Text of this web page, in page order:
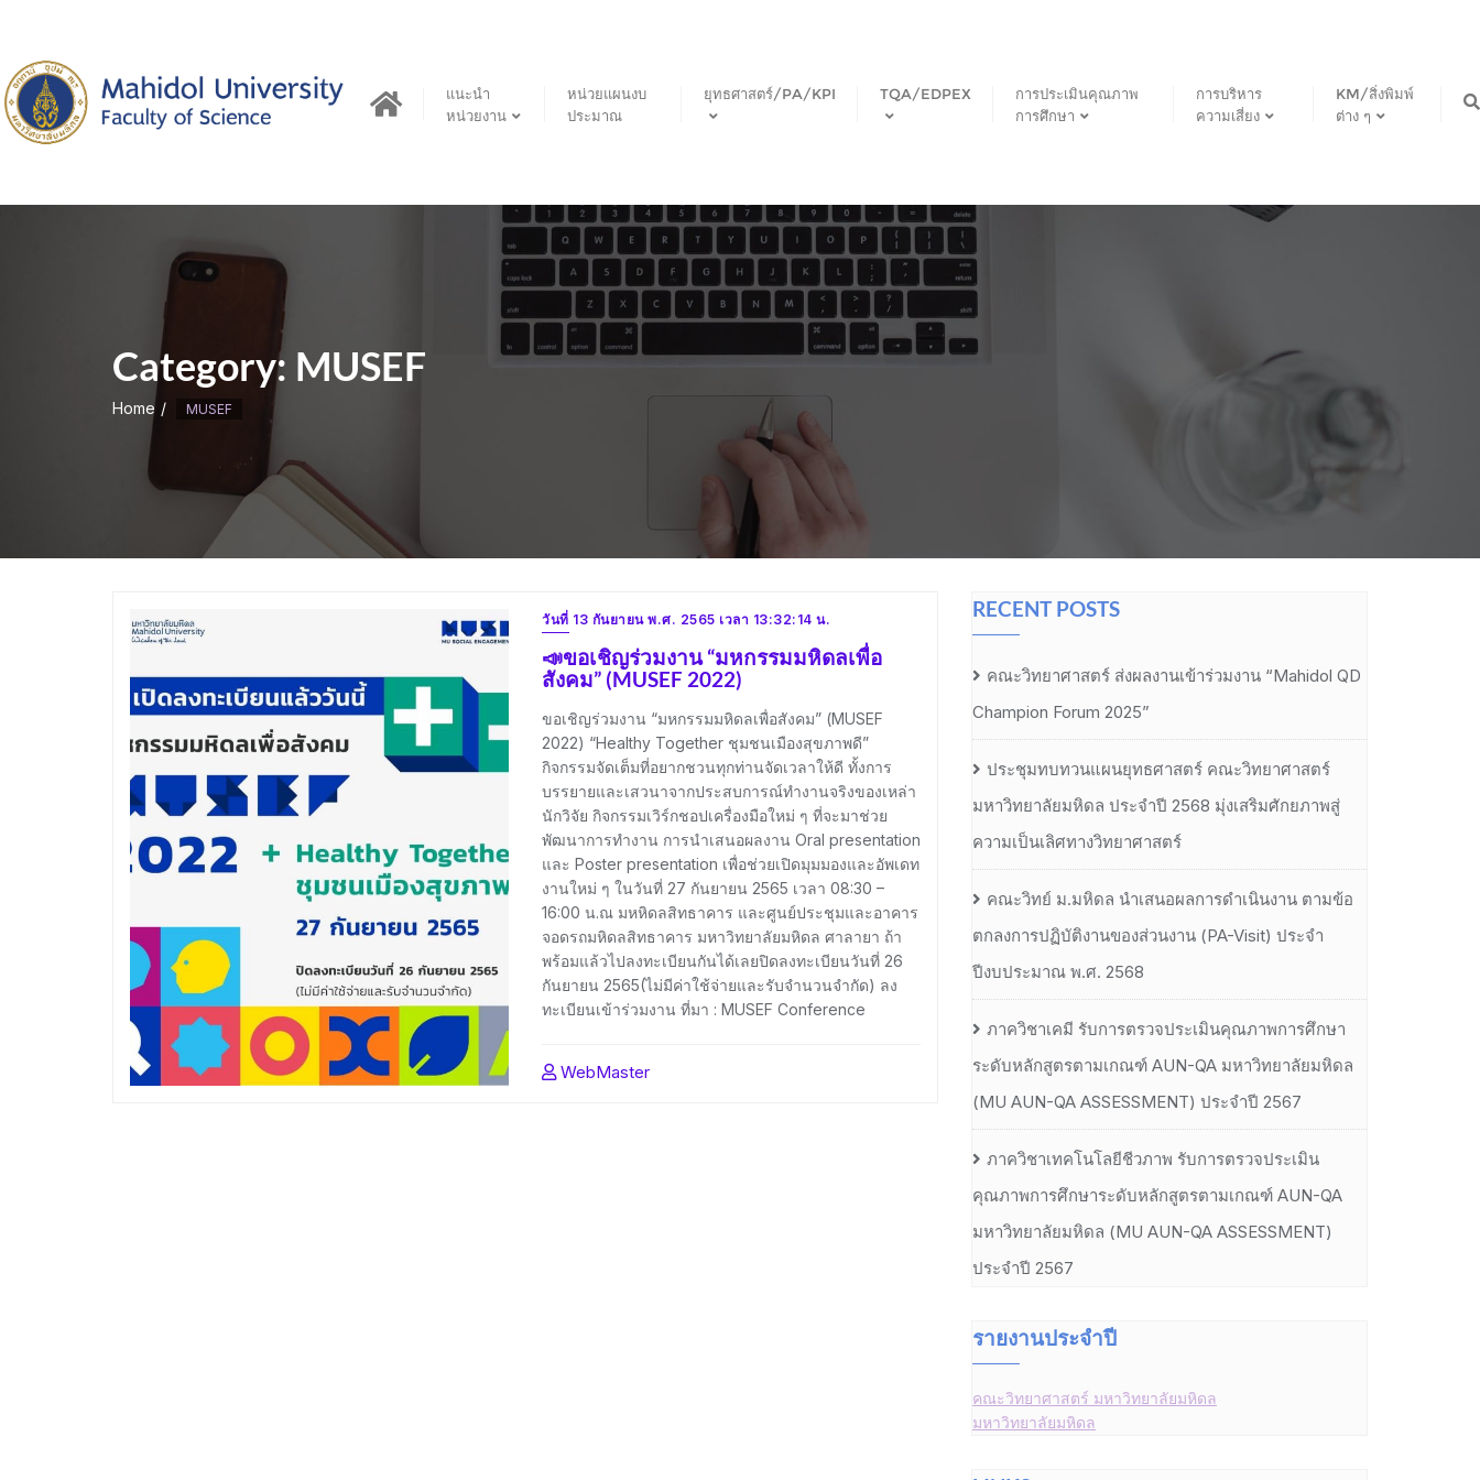
content
แนะนำ
หน่วยงาน
หน่วยแผนงบ
ประมาณ
ยุทธศาสตร์/PA/KPI TQA/EDPEX
การประเมินคุณภาพ
การศึกษา
การบริหาร
ความเสี่ยง
KM/สิ่งพิมพ์
ต่าง ๆ
Category: MUSEF
Home MUSEF
วันที่ 13 กันยายน พ.ศ. 2565 เวลา 13:32:14 น.
📣ขอเชิญร่วมงาน “มหกรรมมหิดลเพื่อ
สังคม” (MUSEF 2022)
ขอเชิญร่วมงาน “มหกรรมมหิดลเพื่อสังคม” (MUSEF
2022) “Healthy Together ชุมชนเมืองสุขภาพดี”
กิจกรรมจัดเต็มที่อยากชวนทุกท่านจัดเวลาให้ดี ทั้งการ
บรรยายและเสวนาจากประสบการณ์ทำงานจริงของเหล่า
นักวิจัย กิจกรรมเวิร์กชอปเครื่องมือใหม่ ๆ ที่จะมาช่วย
พัฒนาการทำงาน การนำเสนอผลงาน Oral presentation
และ Poster presentation เพื่อช่วยเปิดมุมมองและอัพเดท
งานใหม่ ๆ ในวันที่ 27 กันยายน 2565 เวลา 08:30 –
16:00 น.ณ มหหิดลสิทธาคาร และศูนย์ประชุมและอาคาร
จอดรถมหิดลสิทธาคาร มหาวิทยาลัยมหิดล ศาลายา ถ้า
พร้อมแล้วไปลงทะเบียนกันได้เลยปิดลงทะเบียนวันที่ 26
กันยายน 2565(ไม่มีค่าใช้จ่ายและรับจำนวนจำกัด) ลง
ทะเบียนเข้าร่วมงาน ที่มา : MUSEF Conference
WebMaster
RECENT POSTS
คณะวิทยาศาสตร์ ส่งผลงานเข้าร่วมงาน “Mahidol QD
Champion Forum 2025”
ประชุมทบทวนแผนยุทธศาสตร์ คณะวิทยาศาสตร์
มหาวิทยาลัยมหิดล ประจำปี 2568 มุ่งเสริมศักยภาพสู่
ความเป็นเลิศทางวิทยาศาสตร์
คณะวิทย์ ม.มหิดล นำเสนอผลการดำเนินงาน ตามข้อ
ตกลงการปฏิบัติงานของส่วนงาน (PA-Visit) ประจำ
ปีงบประมาณ พ.ศ. 2568
ภาควิชาเคมี รับการตรวจประเมินคุณภาพการศึกษา
ระดับหลักสูตรตามเกณฑ์ AUN-QA มหาวิทยาลัยมหิดล
(MU AUN-QA ASSESSMENT) ประจำปี 2567
ภาควิชาเทคโนโลยีชีวภาพ รับการตรวจประเมิน
คุณภาพการศึกษาระดับหลักสูตรตามเกณฑ์ AUN-QA
มหาวิทยาลัยมหิดล (MU AUN-QA ASSESSMENT)
ประจำปี 2567
รายงานประจำปี
คณะวิทยาศาสตร์ มหาวิทยาลัยมหิดล
มหาวิทยาลัยมหิดล